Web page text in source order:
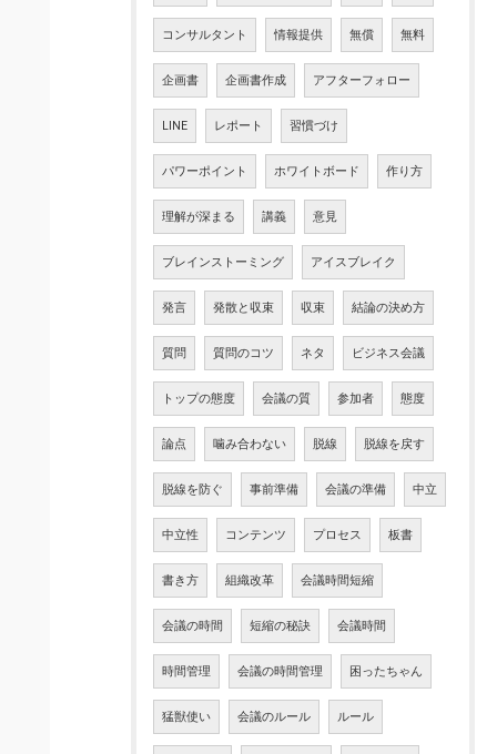
コンサルタント 情報提供 無償 無料
企画書 企画書作成 アフターフォロー
LINE レポート 習慣づけ
パワーポイント ホワイトボード 作り方
理解が深まる 講義 意見
ブレインストーミング アイスブレイク
発言 発散と収束 収束 結論の決め方
質問 質問のコツ ネタ ビジネス会議
トップの態度 会議の質 参加者 態度
論点 噛み合わない 脱線 脱線を戻す
脱線を防ぐ 事前準備 会議の準備 中立
中立性 コンテンツ プロセス 板書
書き方 組織改革 会議時間短縮
会議の時間 短縮の秘訣 会議時間
時間管理 会議の時間管理 困ったちゃん
猛獣使い 会議のルール ルール